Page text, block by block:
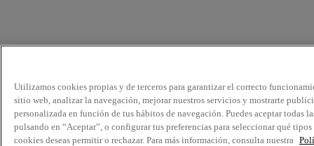
Utilizamos cookies propias y de terceros para garantizar el correcto
sitio web, analizar la navegación, mejorar nuestros servicios y mostrarte
personalizada en función de tus hábitos de navegación. Puedes aceptar todas
pulsando en “Aceptar”, o configurar tus preferencias para seleccionar qué tipos
cookies deseas permitir o rechazar. Para más información, consulta nuestra